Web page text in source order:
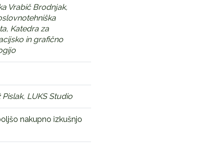
Vrabič Brodnjak,
Katedra za
in grafično
Pislak, LUKS Studio
nakupno izkušnjo